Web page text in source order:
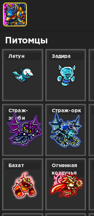
Питомцы
Летун Задира
Страж-
зомби
Страж-орк
Бахат
Огненная
колдунья